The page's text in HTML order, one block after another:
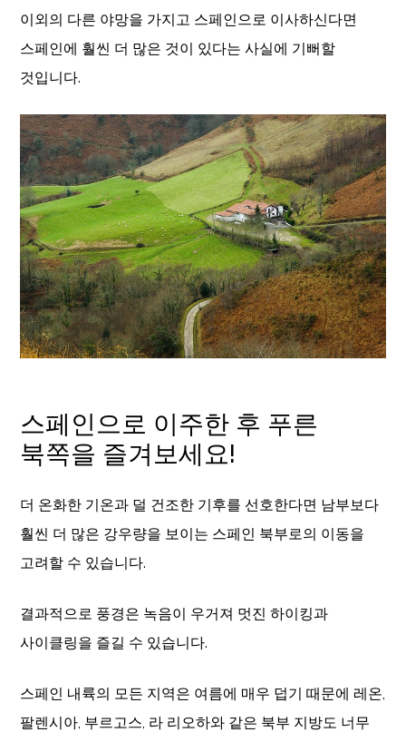
이외의 다른 야망을 가지고 스페인으로 이사하신다면
스페인에 훨씬 더 많은 것이 있다는 사실에 기뻐할
것입니다.
스페인으로 이주한 후 푸른
북쪽을 즐겨보세요!
더 온화한 기온과 덜 건조한 기후를 선호한다면 남부보다
훨씬 더 많은 강우량을 보이는 스페인 북부로의 이동을
고려할 수 있습니다.
결과적으로 풍경은 녹음이 우거져 멋진 하이킹과
사이클링을 즐길 수 있습니다.
스페인 내륙의 모든 지역은 여름에 매우 덥기 때문에 레온,
팔렌시아, 부르고스, 라 리오하와 같은 북부 지방도 너무